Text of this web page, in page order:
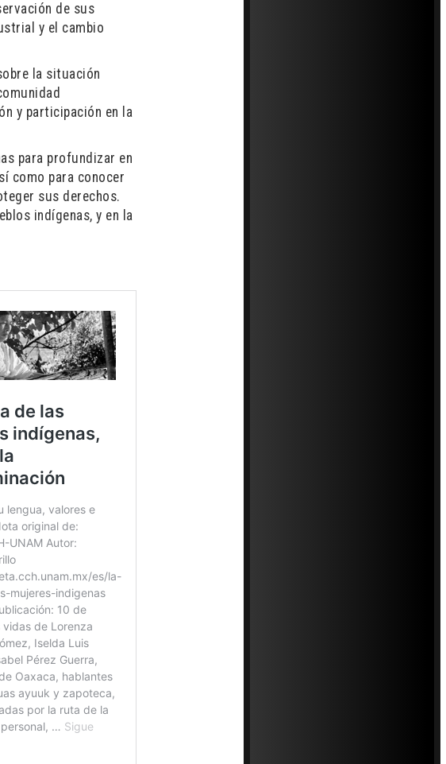
de sus
y el cambio
la situación
y participación en la
para profundizar en
como para conocer
sus derechos.
indígenas, y en la